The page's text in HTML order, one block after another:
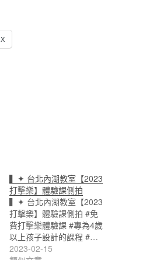
X
▍✦ 台北內湖教室【2023
打擊樂】體驗課側拍
▍✦ 台北內湖教室【2023
打擊樂】體驗課側拍 #免
費打擊樂體驗課 #專為4歲
以上孩子設計的課程 #…
2023-02-15